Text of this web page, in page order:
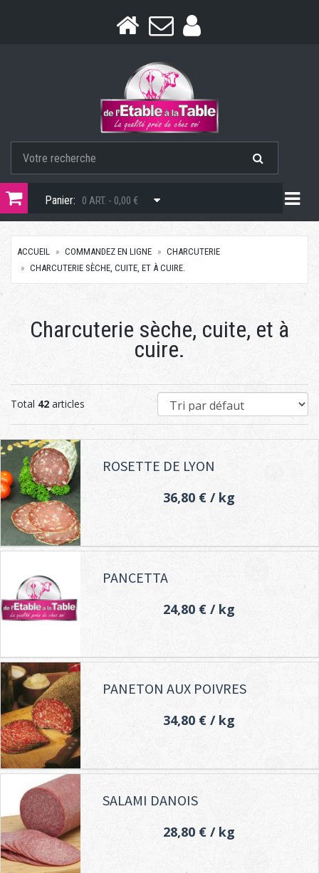
Panier: 0 ART. - 0,00 €
ACCUEIL COMMANDEZ EN LIGNE
CHARCUTERIE
CHARCUTERIE SÈCHE, CUITE, ET À CUIRE.
Charcuterie sèche, cuite, et à
cuire.
Total 42 articles
ROSETTE DE LYON
36,80 € / kg
PANCETTA
24,80 € / kg
PANETON AUX POIVRES
34,80 € / kg
SALAMI DANOIS
28,80 € / kg